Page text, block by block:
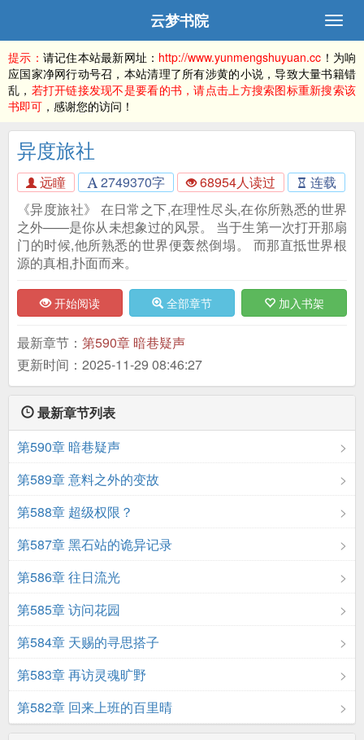
云梦书院
提示： 请记住本站最新网址： http://www.yunmengshuyuan.cc ！为响
应国家净网行动号召，本站清理了所有涉黄的小说，导致大量书籍错
乱， 若打开链接发现不是要看的书，请点击上方搜索图标重新搜索该
书即可 ，感谢您的访问！
异度旅社
远瞳 2749370字 68954人读过
连载
《异度旅社》 在日常之下,在理性尽头,在你所熟悉的世界
之外——是你从未想象过的风景。 当于生第一次打开那扇
门的时候,他所熟悉的世界便轰然倒塌。 而那直抵世界根
源的真相,扑面而来。
开始阅读 全部章节 加入书架
最新章节： 第590章 暗巷疑声
更新时间：2025-11-29 08:46:27
最新章节列表
第590章 暗巷疑声
第589章 意料之外的变故
第588章 超级权限？
第587章 黑石站的诡异记录
第586章 往日流光
第585章 访问花园
第584章 天赐的寻思搭子
第583章 再访灵魂旷野
第582章 回来上班的百里晴